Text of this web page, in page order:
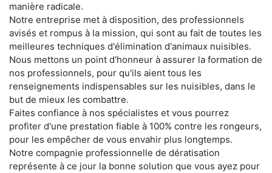
manière radicale.
Notre entreprise met à disposition, des professionnels
avisés et rompus à la mission, qui sont au fait de toutes les
meilleures techniques d'élimination d'animaux nuisibles.
Nous mettons un point d'honneur à assurer la formation de
nos professionnels, pour qu'ils aient tous les
renseignements indispensables sur les nuisibles, dans le
but de mieux les combattre.
Faites confiance à nos spécialistes et vous pourrez
profiter d'une prestation fiable à 100% contre les rongeurs,
pour les empêcher de vous envahir plus longtemps.
Notre compagnie professionnelle de dératisation
représente à ce jour la bonne solution que vous ayez pour